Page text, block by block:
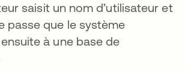
saisit un nom d’utilisateur et
passe que le système
à une base de